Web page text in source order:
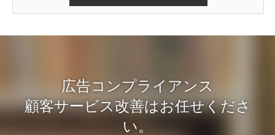
広告コンプライアンス
顧客サービス改善はお任せくださ
い。